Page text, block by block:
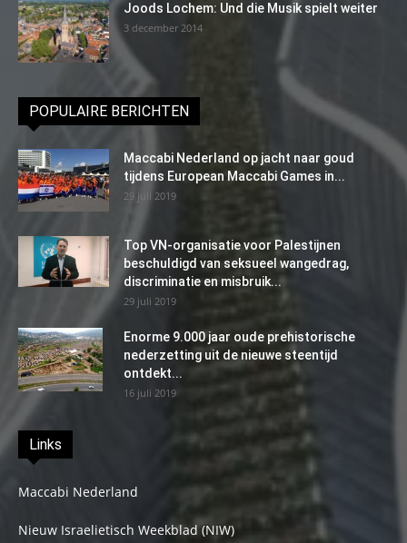
Joods Lochem: Und die Musik spielt weiter
3 december 2014
POPULAIRE BERICHTEN
Maccabi Nederland op jacht naar goud
tijdens European Maccabi Games in...
29 juli 2019
Top VN-organisatie voor Palestijnen
beschuldigd van seksueel wangedrag,
discriminatie en misbruik...
29 juli 2019
Enorme 9.000 jaar oude prehistorische
nederzetting uit de nieuwe steentijd
ontdekt...
16 juli 2019
Links
Maccabi Nederland
Nieuw Israelietisch Weekblad (NIW)